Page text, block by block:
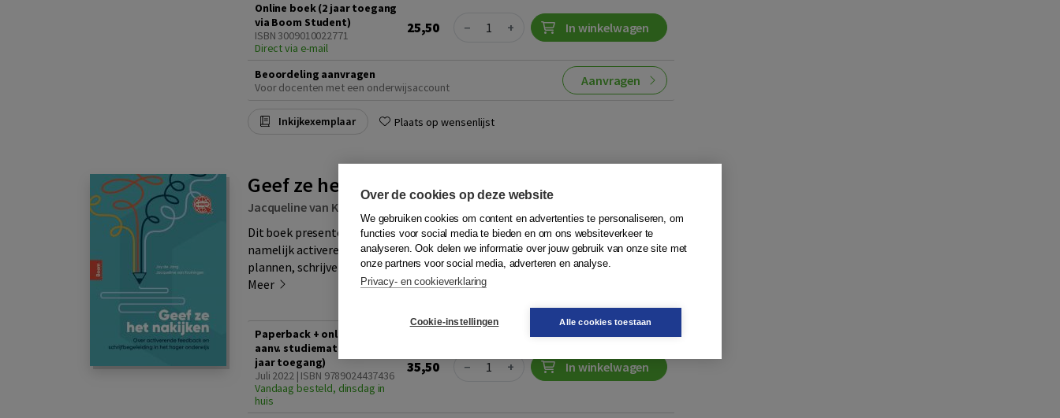
Online boek (2 jaar toegang
via Boom Student)
ISBN 3009010022771
Direct via e-mail
25,50 Quantity
− + In winkelwagen
Beoordeling aanvragen
Voor docenten met een onderwijsaccount
Aanvragen
Inkijkexemplaar Plaats op wensenlijst
Geef ze het nakijken
Jacqueline van Kruiningen
Dit boek presenteert alternatieven voor ‘commentaar leveren’ of ‘correctie’,
namelijk activerende feedback die studenten aanzet om beter te (leren)
plannen, schrijven, evalueren en herschrijven.
Meer
Paperback + online boek +
aanv. studiemateriaal (2
jaar toegang)
Juli 2022 | ISBN 9789024437436
Vandaag besteld, dinsdag in
huis
35,50 Quantity
− + In winkelwagen
Over de cookies op deze website
We gebruiken cookies om content en advertenties te personaliseren, om
functies voor social media te bieden en om ons websiteverkeer te
analyseren. Ook delen we informatie over jouw gebruik van onze site met
onze partners voor social media, adverteren en analyse.
Privacy- en cookieverklaring
Cookie-instellingen Alle cookies toestaan